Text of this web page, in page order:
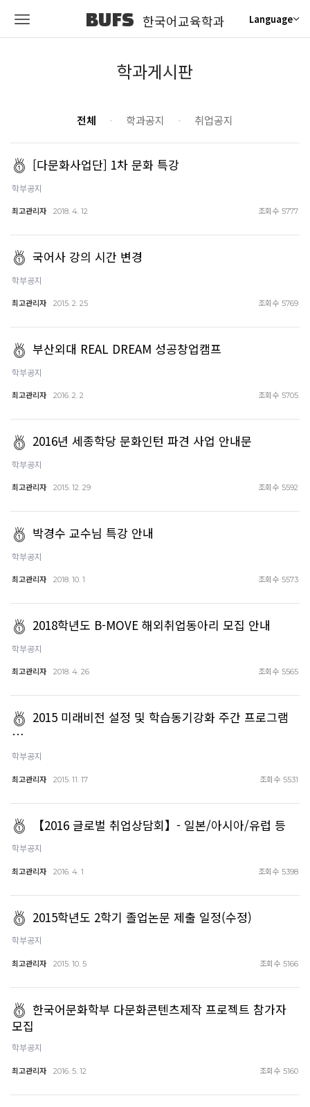
BUFS 한국어교육학과 Language
학과게시판
전체 학과공지 취업공지
[다문화사업단] 1차 문화 특강
학부공지
최고관리자 2018. 4. 12 조회수 5777
국어사 강의 시간 변경
학부공지
최고관리자 2015. 2. 25 조회수 5769
부산외대 REAL DREAM 성공창업캠프
학부공지
최고관리자 2016. 2. 2 조회수 5705
2016년 세종학당 문화인턴 파견 사업 안내문
학부공지
최고관리자 2015. 12. 29 조회수 5592
박경수 교수님 특강 안내
학부공지
최고관리자 2018. 10. 1 조회수 5573
2018학년도 B-MOVE 해외취업동아리 모집 안내
학부공지
최고관리자 2018. 4. 26 조회수 5565
2015 미래비전 설정 및 학습동기강화 주간 프로그램
…
학부공지
최고관리자 2015. 11. 17 조회수 5531
【2016 글로벌 취업상담회】- 일본/아시아/유럽 등
학부공지
최고관리자 2016. 4. 1 조회수 5398
2015학년도 2학기 졸업논문 제출 일정(수정)
학부공지
최고관리자 2015. 10. 5 조회수 5166
한국어문화학부 다문화콘텐츠제작 프로젝트 참가자
모집
학부공지
최고관리자 2016. 5. 12 조회수 5160